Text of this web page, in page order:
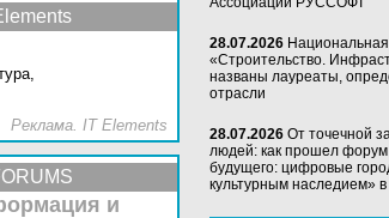
Реклама. IT Elements
и
28.07.2026
«Строительство.
названы лауреаты,
отрасли
28.07.2026 От точечной
людей: как прошел
будущего: цифровые
культурным наследием»